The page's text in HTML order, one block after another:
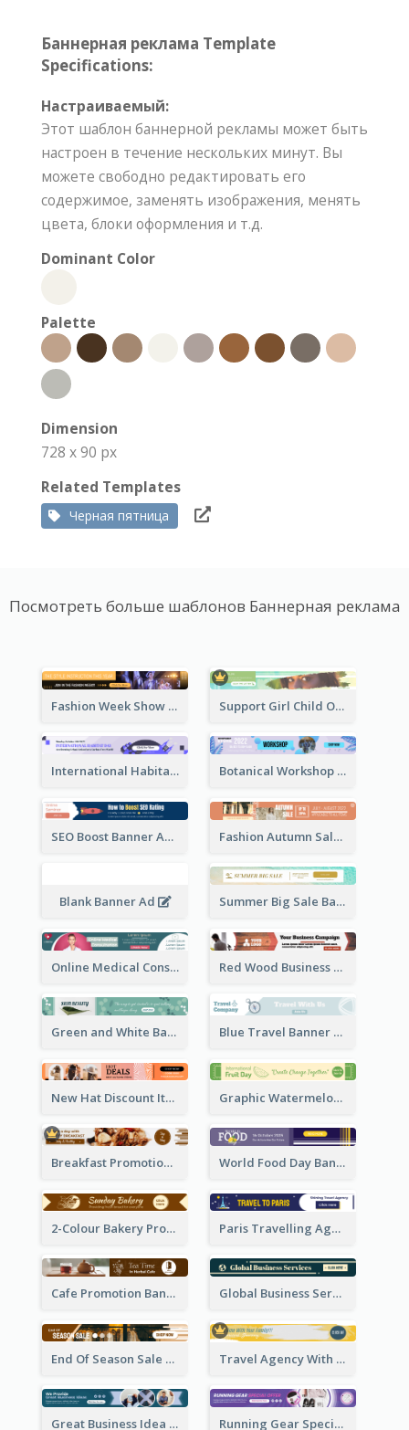
Баннерная реклама Template
Specifications:
Настраиваемый:
Этот шаблон баннерной рекламы может быть
настроен в течение нескольких минут. Вы
можете свободно редактировать его
содержимое, заменять изображения, менять
цвета, блоки оформления и т.д.
Dominant Color
Palette
Dimension
728 x 90 px
Related Templates
Черная пятница
Посмотреть больше шаблонов Баннерная реклама
Fashion Week Show Banner Ad Support Girl Child Online Campaign Banner Ad
International Habitat Day Banner Ad Botanical Workshop Promote Banner Ad
SEO Boost Banner Ad Fashion Autumn Sale Banner Ad
Blank Banner Ad Summer Big Sale Banner Ad
Online Medical Consultation Banner Ad Red Wood Business Banner Ad
Green and White Banner Ad Blue Travel Banner Ad
New Hat Discount Items Banner Ads Graphic Watermelon International Fruit Day Leaderboard
Breakfast Promotional Leaderboard World Food Day Banner Ad
2-Colour Bakery Promotional Banner Ad Paris Travelling Agency Banner Ad
Cafe Promotion Banner Ad With Herbal Tea Global Business Services Banner Ad
End Of Season Sale Banner Ad Travel Agency With Customized Journey Banner Ad
Great Business Idea Banner Ad Running Gear Special Offer Banner Ad